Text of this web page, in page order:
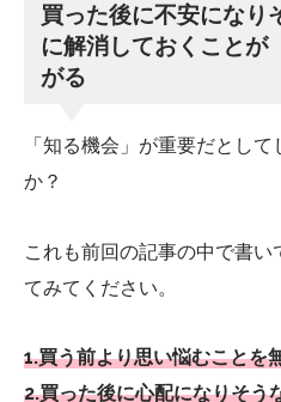
買った後に不安になり
に解消しておくことが
がる
「知る機会」が重要だとし
か？
これも前回の記事の中で書
てみてください。
1.買う前より思い悩むことを
2.買った後に心配になりそう